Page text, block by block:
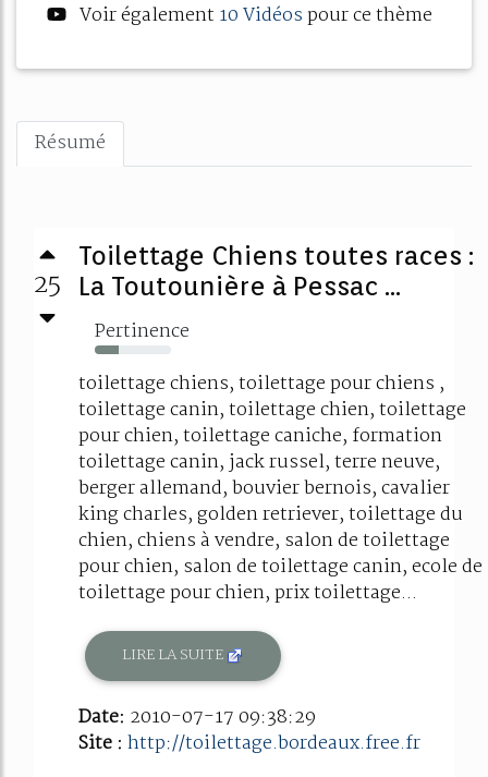
Voir également 10 Vidéospour ce thème
Résumé
25
Toilettage Chiens toutes races :
La Toutounière à Pessac ...
Pertinence
31%
toilettage chiens, toilettage pour chiens ,
toilettage canin, toilettage chien, toilettage
pour chien, toilettage caniche, formation
toilettage canin, jack russel, terre neuve,
berger allemand, bouvier bernois, cavalier
king charles, golden retriever, toilettage du
chien, chiens à vendre, salon de toilettage
pour chien, salon de toilettage canin, ecole de
toilettage pour chien, prix toilettage...
LIRE LA SUITE
Date: 2010-07-17 09:38:29
Site : http://toilettage.bordeaux.free.fr